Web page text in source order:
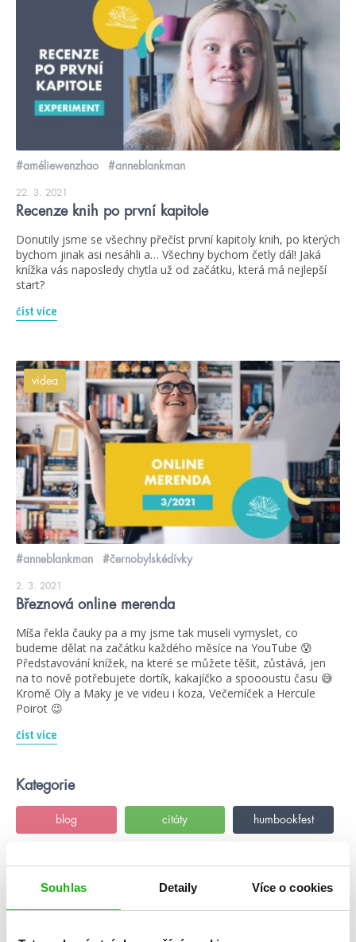
Souhlas Detaily Více o cookies
#améliewenzhao #anneblankman
22. 3. 2021
Recenze knih po první kapitole
Donutily jsme se všechny přečíst první kapitoly knih, po kterých
bychom jinak asi nesáhli a… Všechny bychom četly dál! Jaká
knížka vás naposledy chytla už od začátku, která má nejlepší
start?
číst více
videa
#anneblankman #černobylskédívky
2. 3. 2021
Březnová online merenda
Míša řekla čauky pa a my jsme tak museli vymyslet, co
budeme dělat na začátku každého měsíce na YouTube 😰
Představování knížek, na které se můžete těšit, zůstává, jen
na to nově potřebujete dortík, kakajíčko a spoooustu času 😅
Kromě Oly a Maky je ve videu i koza, Večerníček a Hercule
Poirot 😉
číst více
Kategorie
blog citáty humbookfest
rozhovory stahuj storki